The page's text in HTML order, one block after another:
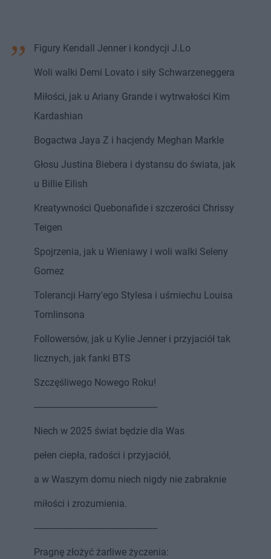
Figury Kendall Jenner i kondycji J.Lo
Woli walki Demi Lovato i siły Schwarzeneggera
Miłości, jak u Ariany Grande i wytrwałości Kim
Kardashian
Bogactwa Jaya Z i hacjendy Meghan Markle
Głosu Justina Biebera i dystansu do świata, jak
u Billie Eilish
Kreatywności Quebonafide i szczerości Chrissy
Teigen
Spojrzenia, jak u Wieniawy i woli walki Seleny
Gomez
Tolerancji Harry'ego Stylesa i uśmiechu Louisa
Tomlinsona
Followersów, jak u Kylie Jenner i przyjaciół tak
licznych, jak fanki BTS
Szczęśliwego Nowego Roku!
---------------------------------------------------
Niech w 2025 świat będzie dla Was
pełen ciepła, radości i przyjaciół,
a w Waszym domu niech nigdy nie zabraknie
miłości i zrozumienia.
---------------------------------------------------
Pragnę złożyć żarliwe życzenia: